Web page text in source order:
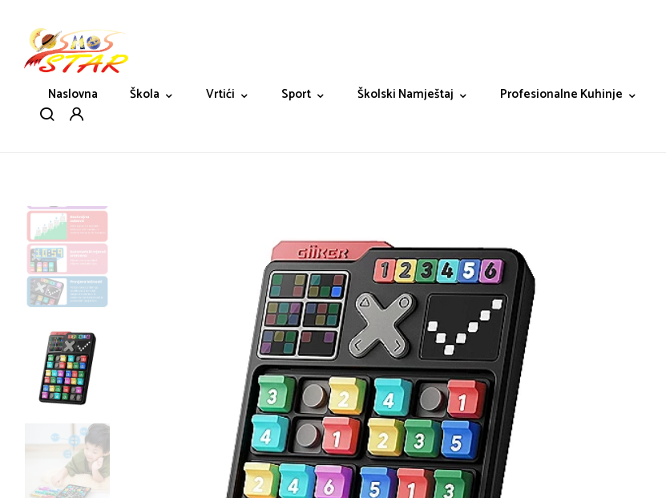
Naslovna Škola Vrtići Sport Školski Namještaj Profesionalne Kuhinje